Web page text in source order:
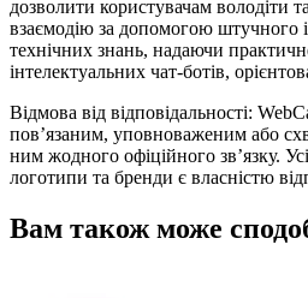
дозволити користувачам володіти
взаємодію за допомогою штучного
технічних знань, надаючи
інтелектуальних чат-ботів,
Відмова від відповідальності:
пов’язаним, уповноваженим або
ним жодного офіційного зв’язку.
логотипи та бренди є власністю
Вам також може